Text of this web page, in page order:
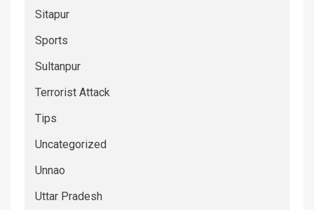
Sitapur
Sports
Sultanpur
Terrorist Attack
Tips
Uncategorized
Unnao
Uttar Pradesh